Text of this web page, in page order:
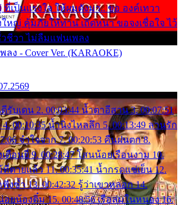
เป็นแรงใจ ให้ผมดังมา.. ขอ องค์เทวา
หญ่ คุ้มภัยให้ท่าน เถิดหนา ขอจงเชื่อใจ ไว้
ชีวา ไม่ลืมแฟนเพลง
ง - Cover Ver. (KARAOKE)
ดีรับเดน 2. 00:03:44 น้ำตาอีสาน 3. 00:07:51
00:10:35 น้ำนิ่งไหลลึก 5. 00:13:49 ลานรัก
จำใจจาก 7. 00:20:53 คืนฝนตก 8.
เดือนยี่ 9. 00:28:47 โสนน้อยเรือนงาม 10.
ที่ตายแล้ว 11. 00:35:41 น้ำกรดแช่เย็น 12.
ฟังซ้ำ 13. 00:42:32 รู้ว่าเขาหลอก 14.
อยน้องติ๋ม 15. 00:48:56 เรือล่มในหนอง 16.